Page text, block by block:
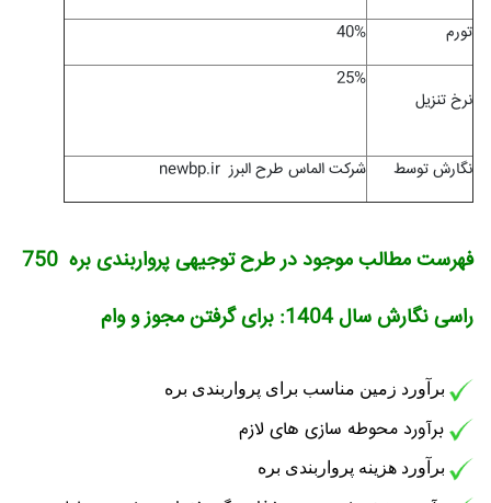
تورم 40%
نرخ تنزیل
25%
نگارش توسط شرکت الماس طرح البرز newbp.ir
فهرست مطالب موجود در طرح توجیهی پرواربندی بره 750
راسی نگارش سال 1404: برای گرفتن مجوز و وام
برآورد زمین مناسب برای پرواربندی بره
برآورد محوطه سازی های لازم
برآورد هزینه پرواربندی بره